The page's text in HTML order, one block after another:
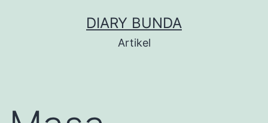
DIARY BUNDA
Artikel